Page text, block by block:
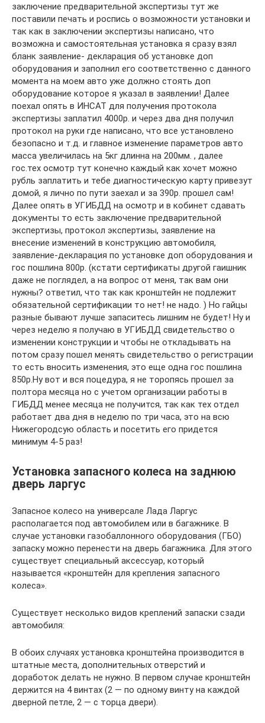
заключение предварительной экспертизы тут же
поставили печать и роспись о возможности установки и
так как в заключении экспертизы написано, что
возможна и самостоятельная установка я сразу взял
бланк заявление- декларация об установке доп
оборудования и заполнил его соответственно с данного
момента на моем авто уже должно стоять доп
оборудование которое я указал в заявлении! Далее
поехал опять в ИНСАТ для получения протокола
экспертизы заплатил 4000р. и через два дня получил
протокол на руки где написано, что все установлено
безопасно и т.д. и главное изменение параметров авто
масса увеличилась на 5кг длинна на 200мм. , далее
гос.тех осмотр тут конечно каждый как хочет можно
рубль заплатить и тебе диагностическую карту привезут
домой, я лично по пути заехал и за 390р. прошел сам!
Далее опять в УГИБДД на осмотр и в кобинет сдавать
документы то есть заключение предварительной
экспертизы, протокол экспертизы, заявление на
внесение изменений в конструкцию автомобиля,
заявление-декларация по установке доп оборудования и
гос пошлина 800р. (кстати сертификаты другой гаишник
даже не поглядел, а на вопрос от меня, так вам они
нужны? ответил, что так как кронштейн не подлежит
обязательной сертификации то нет! не надо. ) Но гайцы
разные бывают лучше запаситесь лишним не будет! Ну и
через неделю я получаю в УГИБДД свидетельство о
изменении конструкции и чтобы не откладывать на
потом сразу пошел менять свидетельство о регистрации
то есть вносить изменения, это еще одна гос пошлина
850р.Ну вот и вся поцедура, я не торопясь прошел за
полтора месяца но с учетом организации работы в
ГИБДД менее месяца не получится, так как тех отдел
работает два дня в неделю по три часа, это на всю
Нижегородсую область и посетить его придется
минимум 4-5 раз!
Установка запасного колеса на заднюю
дверь ларгус
Запасное колесо на универсале Лада Ларгус
располагается под автомобилем или в багажнике. В
случае установки газобаллонного оборудования (ГБО)
запаску можно перенести на дверь багажника. Для этого
существует специальный аксессуар, который
называется «кронштейн для крепления запасного
колеса».
Существует несколько видов креплений запаски сзади
автомобиля:
В обоих случаях установка кронштейна производится в
штатные места, дополнительных отверстий и
доработок делать не нужно. В первом случае кронштейн
держится на 4 винтах (2 — по одному винту на каждой
дверной петле, 2 — с торца двери).